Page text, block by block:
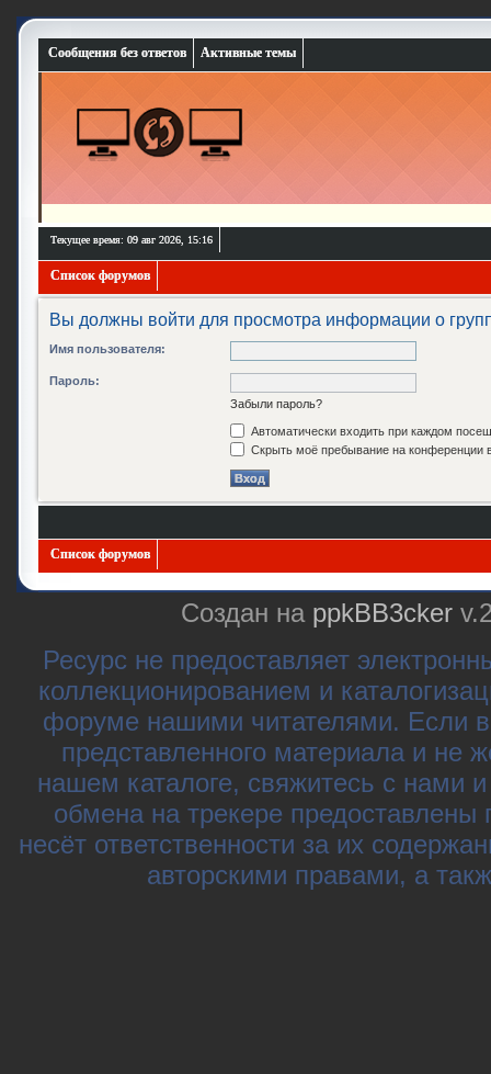
Сообщения без ответов Активные темы
Текущее время: 09 авг 2026, 15:16
Список форумов
Вы должны войти для просмотра информации о
Имя пользователя:
Пароль:
Забыли пароль?
Автоматически входить при каждом
Скрыть моё пребывание на конференции
Список форумов
Создан на ppkBB3cker
Ресурс не предоставляет
коллекционированием и
форуме нашими читателями. Если
представленного материала и не
нашем каталоге, свяжитесь с нами
обмена на трекере
несёт ответственности за их
авторскими правами, а